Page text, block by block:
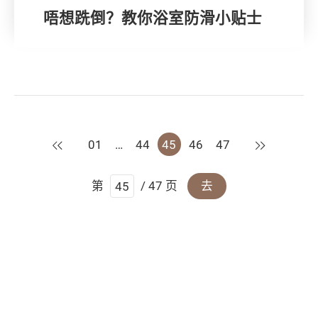
唔想跣倒？教你浴室防滑小贴士
上一页
01 … 44 45 46 47 下一页
第 / 47 页 去